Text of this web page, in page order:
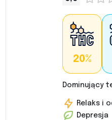
20%
Dominujący
Relaks i
Depresja